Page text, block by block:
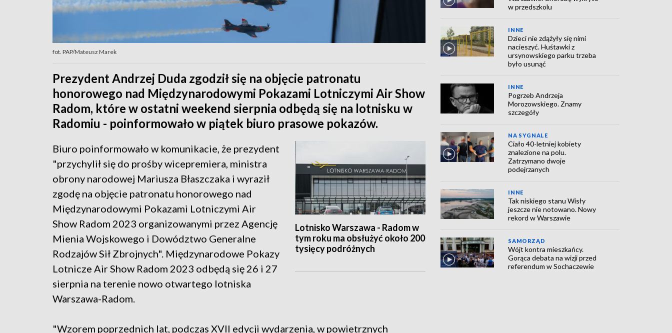
fot. PAP/Mateusz Marek
Prezydent Andrzej Duda zgodził się na objęcie patronatu
honorowego nad Międzynarodowymi Pokazami Lotniczymi Air Show
Radom, które w ostatni weekend sierpnia odbędą się na lotnisku w
Radomiu - poinformowało w piątek biuro prasowe pokazów.
Lotnisko Warszawa - Radom w
tym roku ma obsłużyć około 200
tysięcy podróżnych
Biuro poinformowało w komunikacie, że prezydent
"przychylił się do prośby wicepremiera, ministra
obrony narodowej Mariusza Błaszczaka i wyraził
zgodę na objęcie patronatu honorowego nad
Międzynarodowymi Pokazami Lotniczymi Air
Show Radom 2023 organizowanymi przez Agencję
Mienia Wojskowego i Dowództwo Generalne
Rodzajów Sił Zbrojnych". Międzynarodowe Pokazy
Lotnicze Air Show Radom 2023 odbędą się 26 i 27
sierpnia na terenie nowo otwartego lotniska
Warszawa-Radom.
"Wzorem poprzednich lat, podczas XVII edycji wydarzenia, w powietrznych
w przedszkolu
INNE
Dzieci nie zdążyły się nimi
nacieszyć. Huśtawki z
ursynowskiego parku trzeba
było usunąć
INNE
Pogrzeb Andrzeja
Morozowskiego. Znamy
szczegóły
NA SYGNALE
Ciało 40-letniej kobiety
znalezione na polu.
Zatrzymano dwoje
podejrzanych
INNE
Tak niskiego stanu Wisły
jeszcze nie notowano. Nowy
rekord w Warszawie
SAMORZĄD
Wójt kontra mieszkańcy.
Gorąca debata na wizji przed
referendum w Sochaczewie